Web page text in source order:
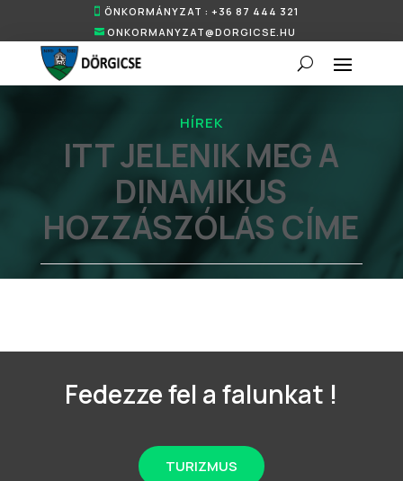
ÖNKORMÁNYZAT : +36 87 444 321
ONKORMANYZAT@DORGICSE.HU
HÍREK
ITT JELENIK MEG A
DINAMIKUS
HOZZÁSZÓLÁS CÍME
Fedezze fel a falunkat !
TURIZMUS